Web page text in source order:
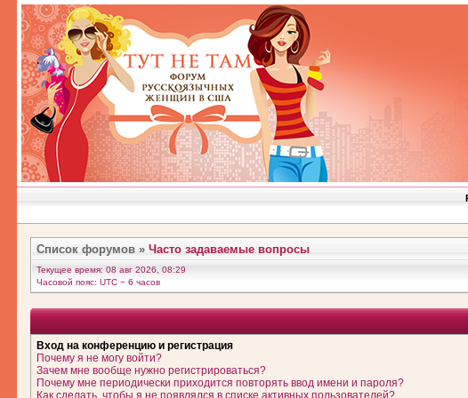
Список форумов » Часто задаваемые вопросы
Текущее время: 08 авг 2026, 08:29
Часовой пояс: UTC − 6 часов
Вход на конференцию и регистрация
Почему я не могу войти?
Зачем мне вообще нужно регистрироваться?
Почему мне периодически приходится повторять ввод имени и пароля?
Как сделать, чтобы я не появлялся в списке активных пользователей?